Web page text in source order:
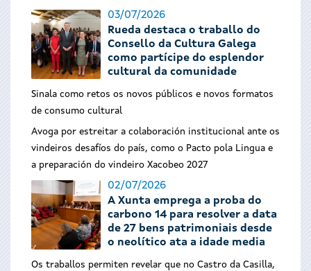
03/07/2026
Rueda destaca o traballo do
Consello da Cultura Galega
como partícipe do esplendor
cultural da comunidade
Sinala como retos os novos públicos e novos formatos
de consumo cultural
Avoga por estreitar a colaboración institucional ante os
vindeiros desafíos do país, como o Pacto pola Lingua e
a preparación do vindeiro Xacobeo 2027
02/07/2026
A Xunta emprega a proba do
carbono 14 para resolver a data
de 27 bens patrimoniais desde
o neolítico ata a idade media
Os traballos permiten revelar que no Castro da Casilla,